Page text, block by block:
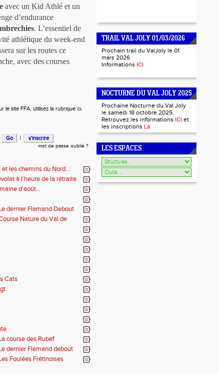
avec un Kid Athlé et un
d’endurance
. L’essentiel de
athlétique du week-end
sur les routes ce
avec des courses
le site FFA, utilisez la rubrique ci-
|
mot de passe oublié ?
et les chemins du Nord…
à l’heure de la retraite
d’août…
dernier Flamand Debout
Nature du Val de
Cats
course des Rubef
dernier Flamand debout
Foulées Frétinoises
TRAIL VAL JOLY 01/03/2026
Prochain trail du ValJoly le 01
mars 2026
Informations ICI
NOCTURNE DU VAL JOLY 2025
Prochaine Nocturne du Val Joly
le samedi 18 octobre 2025.
Retrouvez les informations ICI et
les inscriptions Là
LES ESPACES